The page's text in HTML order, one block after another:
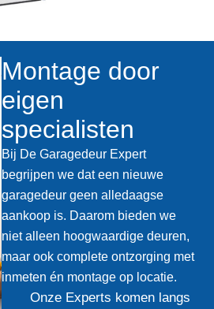
Montage door
eigen
specialisten
Bij De Garagedeur Expert
begrijpen we dat een nieuwe
garagedeur geen alledaagse
aankoop is. Daarom bieden we
niet alleen hoogwaardige deuren,
maar ook complete ontzorging met
inmeten én montage op locatie.
Onze Experts komen langs